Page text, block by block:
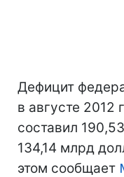
Дефицит
в августе 2012
составил
134,14 млрд
этом сообщает